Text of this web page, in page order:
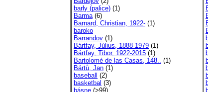
barly (palice) (1)
Barma(6)
Barnard, Christian, 1922- (1)
baroko
Barrandov (1)
Bártfay, Július, 1888-1979 (1)
Bártfay, Tibor, 1922-2015 (1)
Bartolomé de las Casas, 148.. (1)
Bártů, Jan (1)
baseball (2)
basketbal (3)
básne (>99)